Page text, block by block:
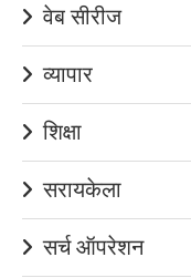
वेब सीरीज
व्यापार
शिक्षा
सरायकेला
सर्च ऑपरेशन